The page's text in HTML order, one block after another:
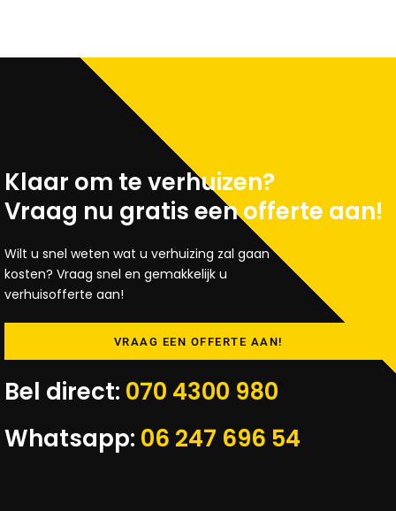
Klaar om te verhuizen?
Vraag nu gratis een offerte aan!
Wilt u snel weten wat u verhuizing zal gaan
kosten? Vraag snel en gemakkelijk u
verhuisofferte aan!
VRAAG EEN OFFERTE AAN!
Bel direct: 070 4300 980
Whatsapp: 06 247 696 54